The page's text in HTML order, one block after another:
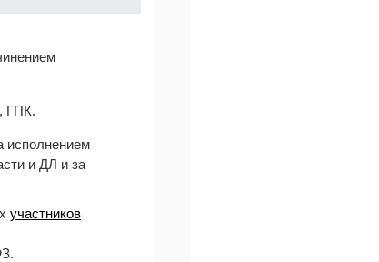
ГПК.
исполнением
и ДЛ и за
участников